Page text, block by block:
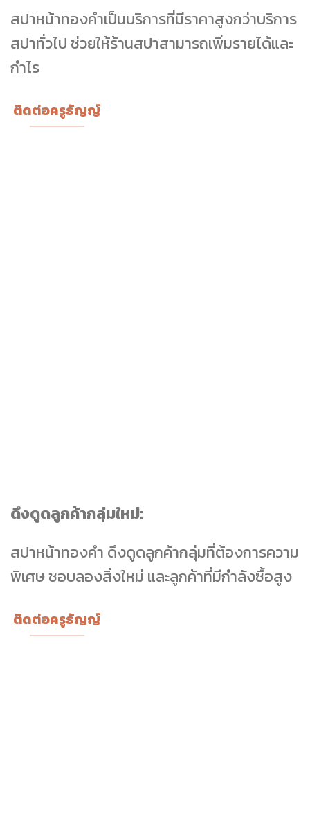
สปาหน้าทองคำเป็นบริการที่มีราคาสูงกว่าบริการ
สปาทั่วไป ช่วยให้ร้านสปาสามารถเพิ่มรายได้และ
กำไร
ติดต่อครูธัญญ์
ดึงดูดลูกค้ากลุ่มใหม่:
สปาหน้าทองคำ ดึงดูดลูกค้ากลุ่มที่ต้องการความ
พิเศษ ชอบลองสิ่งใหม่ และลูกค้าที่มีกำลังซื้อสูง
ติดต่อครูธัญญ์